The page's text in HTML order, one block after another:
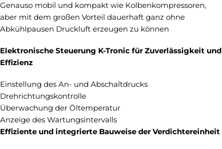
Genauso mobil und kompakt wie Kolbenkompressoren,
aber mit dem großen Vorteil dauerhaft ganz ohne
Abkühlpausen Druckluft erzeugen zu können
Elektronische Steuerung K-Tronic für Zuverlässigkeit und
Effizienz
Einstellung des An- und Abschaltdrucks
Drehrichtungskontrolle
Überwachung der Öltemperatur
Anzeige des Wartungsintervalls
Effiziente und integrierte Bauweise der Verdichtereinheit